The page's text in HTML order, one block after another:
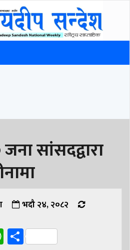
सांसदद्वारा
भदौ २४, २०८२
WhatsApp
Share